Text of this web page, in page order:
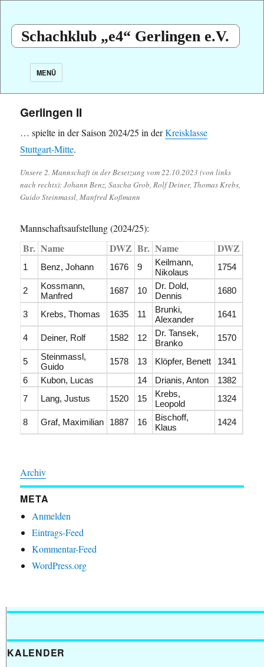
Schachklub „e4“ Gerlingen e.V.
MENÜ
Gerlingen II
… spielte in der Saison 2024/25 in derKreisklasse
Stuttgart-Mitte.
Unsere 2. Mannschaft in der Besetzung vom 22.10.2023 (von links
nach rechts): Johann Benz, Sascha Grob, Rolf Deiner, Thomas Krebs,
Guido Steinmassl, Manfred Koßmann
Mannschaftsaufstellung (2024/25):
Br. Name DWZ Br. Name DWZ
1 Benz, Johann 1676 9
Keilmann,
Nikolaus
1754
2
Kossmann,
Manfred
1687 10
Dr. Dold,
Dennis
1680
3 Krebs, Thomas 1635 11
Brunki,
Alexander
1641
4 Deiner, Rolf 1582 12
Dr. Tansek,
Branko
1570
5
Steinmassl,
Guido
1578 13 Klöpfer, Benett
1341
6
Kubon, Lucas 14 Drianis, Anton
1382
7
Lang, Justus 1520 15
Krebs,
Leopold
1324
8 Graf, Maximilian 1887 16
Bischoff,
Klaus
1424
Archiv
META
Anmelden
Eintrags-Feed
Kommentar-Feed
WordPress.org
KALENDER